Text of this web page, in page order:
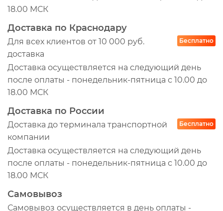
18.00 МСК
Доставка по Краснодару
Для всех клиентов от 10 000 руб.
доставка
Бесплатно
Доставка осуществляется на следующий день
после оплаты - понедельник-пятница с 10.00 до
18.00 МСК
Доставка по России
Доставка до терминала транспортной
компании
Бесплатно
Доставка осуществляется на следующий день
после оплаты - понедельник-пятница с 10.00 до
18.00 МСК
Самовывоз
Самовывоз осуществляется в день оплаты -